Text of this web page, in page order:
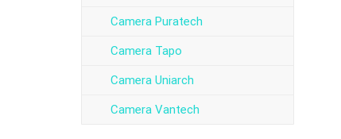
Camera Puratech
Camera Tapo
Camera Uniarch
Camera Vantech